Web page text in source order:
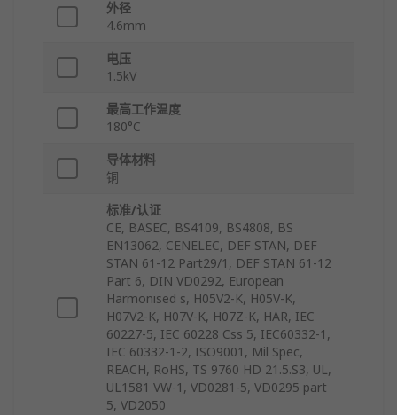
外径
4.6mm
电压
1.5kV
最高工作温度
180°C
导体材料
铜
标准/认证
CE, BASEC, BS4109, BS4808, BS
EN13062, CENELEC, DEF STAN, DEF
STAN 61-12 Part29/1, DEF STAN 61-12
Part 6, DIN VD0292, European
Harmonised s, H05V2-K, H05V-K,
H07V2-K, H07V-K, H07Z-K, HAR, IEC
60227-5, IEC 60228 Css 5, IEC60332-1,
IEC 60332-1-2, ISO9001, Mil Spec,
REACH, RoHS, TS 9760 HD 21.5.S3, UL,
UL1581 VW-1, VD0281-5, VD0295 part
5, VD2050